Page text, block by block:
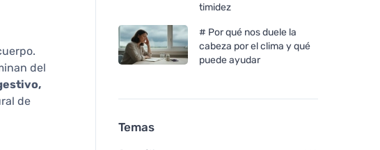
del
de
timidez
# Por qué nos duele la
cabeza por el clima y qué
puede ayudar
Temas